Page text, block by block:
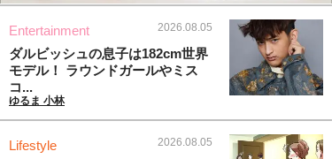
Entertainment 2026.08.05
ダルビッシュの息子は182cm世界
モデル！ ラウンドガールやミス
コ...
ゆるま 小林
Lifestyle 2026.08.05